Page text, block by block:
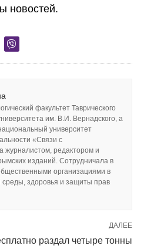
новостей.
факультет Таврического
им. В.И. Вернадского, а
университет
«Связи с
журналистом, редактором и
изданий. Сотрудничала в
организациями в
здоровья и защиты прав
ДАЛЕЕ
раздал четыре тонны